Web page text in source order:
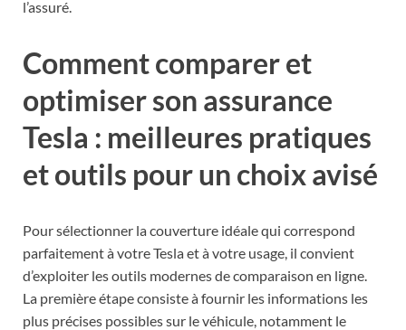
l’assuré.
Comment comparer et
optimiser son assurance
Tesla : meilleures pratiques
et outils pour un choix avisé
Pour sélectionner la couverture idéale qui correspond
parfaitement à votre Tesla et à votre usage, il convient
d’exploiter les outils modernes de comparaison en ligne.
La première étape consiste à fournir les informations les
plus précises possibles sur le véhicule, notamment le